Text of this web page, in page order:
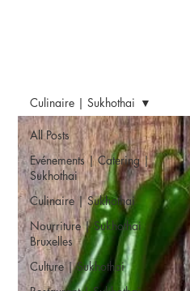
All Posts
Evénements | Catering |
Sukhothai
Culinaire | Sukhothai
Nourriture | Sukhothai
Bruxelles
Culture | Sukhothai
Culinaire | Sukhothai